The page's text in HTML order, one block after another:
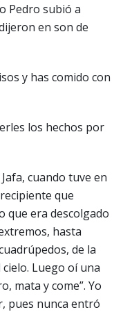
Pedro subió a
en son de
y has comido con
los hechos por
cuando tuve en
que
que era descolgado
hasta
de la
Luego oí una
mata y come”. Yo
pues nunca entró